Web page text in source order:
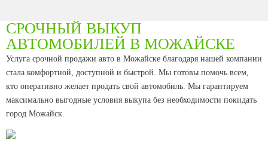
СРОЧНЫЙ ВЫКУП
АВТОМОБИЛЕЙ В МОЖАЙСКЕ
Услуга срочной продажи авто в Можайске благодаря нашей компании
стала комфортной, доступной и быстрой. Мы готовы помочь всем,
кто оперативно желает продать свой автомобиль. Мы гарантируем
максимально выгодные условия выкупа без необходимости покидать
город Можайск.